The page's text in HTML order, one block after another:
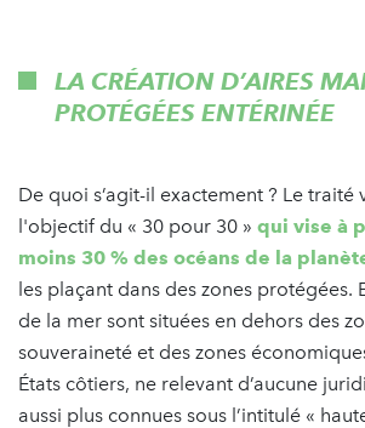
LA CRÉATION D’AIRES
PROTÉGÉES ENTÉRINÉE
De quoi s’agit-il exactement ? Le traité
l'objectif du « 30 pour 30 » qui vise à
moins 30 % des océans de la
les plaçant dans des zones protégées.
de la mer sont situées en dehors des
souveraineté et des zones
États côtiers, ne relevant d’aucune
aussi plus connues sous l’intitulé «